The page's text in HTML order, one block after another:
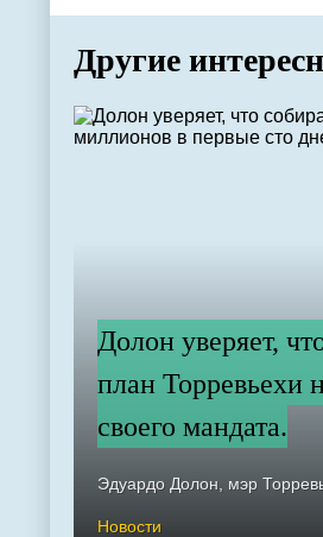
Другие
Долон уверяет,
план Торревьехи
своего мандата.
Эдуардо Долон, мэр
Новости